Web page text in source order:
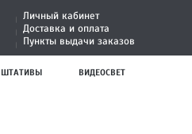
Личный кабинет
Доставка и оплата
Пункты выдачи заказов
ШТАТИВЫ ВИДЕОСВЕТ